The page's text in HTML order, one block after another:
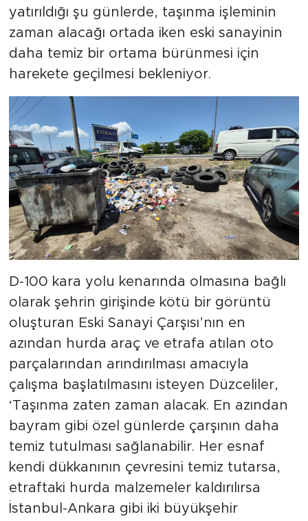
yatırıldığı şu günlerde, taşınma işleminin
zaman alacağı ortada iken eski sanayinin
daha temiz bir ortama bürünmesi için
harekete geçilmesi bekleniyor.
D-100 kara yolu kenarında olmasına bağlı
olarak şehrin girişinde kötü bir görüntü
oluşturan Eski Sanayi Çarşısı’nın en
azından hurda araç ve etrafa atılan oto
parçalarından arındırılması amacıyla
çalışma başlatılmasını isteyen Düzceliler,
‘Taşınma zaten zaman alacak. En azından
bayram gibi özel günlerde çarşının daha
temiz tutulması sağlanabilir. Her esnaf
kendi dükkanının çevresini temiz tutarsa,
etraftaki hurda malzemeler kaldırılırsa
İstanbul-Ankara gibi iki büyükşehir